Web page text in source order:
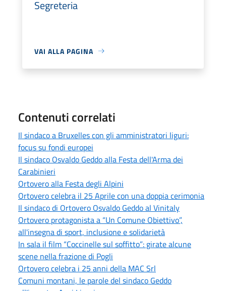
Segreteria
VAI ALLA PAGINA
Contenuti correlati
Il sindaco a Bruxelles con gli amministratori liguri:
focus su fondi europei
Il sindaco Osvaldo Geddo alla Festa dell'Arma dei
Carabinieri
Ortovero alla Festa degli Alpini
Ortovero celebra il 25 Aprile con una doppia cerimonia
Il sindaco di Ortovero Osvaldo Geddo al Vinitaly
Ortovero protagonista a “Un Comune Obiettivo”,
all'insegna di sport, inclusione e solidarietà
In sala il film “Coccinelle sul soffitto”: girate alcune
scene nella frazione di Pogli
Ortovero celebra i 25 anni della MAC Srl
Comuni montani, le parole del sindaco Geddo